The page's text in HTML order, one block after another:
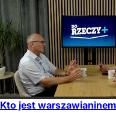
Kto jest warszawianinem